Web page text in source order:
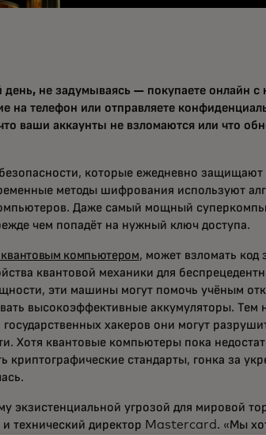
не задумываясь — покупаете онлайн с
на телефон или отправляете
ваши аккаунты не взломаются или что
которые ежедневно
методы шифрования используют
Даже самый мощный
чем попадёт на нужный ключ доступа.
компьютером, может взломать код
квантовой механики для
эти машины могут помочь учёным
высокоэффективные аккумуляторы. Тем
хакеров они могут
Хотя квантовые компьютеры пока
стандарты, гонка за
экзистенциальной угрозой для мировой
и технический директор Mastercard. «Мы